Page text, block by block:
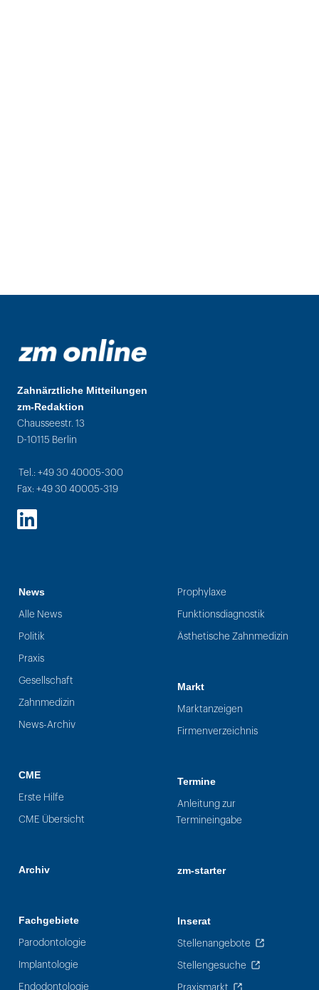
Zahnärztliche Mitteilungen
zm-Redaktion
Chausseestr. 13
D-10115 Berlin
Tel.: +49 30 40005-300
Fax: +49 30 40005-319
LinkedIn
News
Alle News
Politik
Praxis
Gesellschaft
Zahnmedizin
News-Archiv
CME
Erste Hilfe
CME Übersicht
Archiv
Fachgebiete
Parodontologie
Implantologie
Endodontologie
Prophylaxe
Funktionsdiagnostik
Ästhetische Zahnmedizin
Markt
Marktanzeigen
Firmenverzeichnis
Termine
Anleitung zur
Termineingabe
zm-starter
Inserat
Stellenangebote
Stellengesuche
Praxismarkt